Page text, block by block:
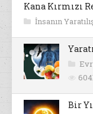
Kana Kırmızı
İnsanın
Bir